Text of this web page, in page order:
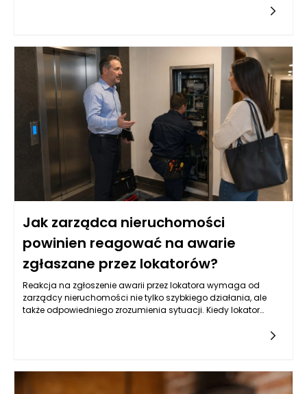
komercyjnych. Na rynku istnieje wiele różnych ofert, które mogą
różnić się pod względem oprocentowania, okresu spłaty oraz
wymaganych zabezpieczeń. Kluczowym aspektem dla firm
jest również analiza warunków umowy oraz kosztów
dodatkowych związanych z pozyskiwaniem takiego
finansowania. Przed podjęciem decyzji o wyborze
odpowiedniej pożyczki hipotecznej, warto przeanalizować
wszystkie dostępne opcje i zrozumieć, jakie obowiązki i
zobowiązania będą się wiązać z zaciągnięciem takiego
Jak zarządca nieruchomości
powinien reagować na awarie
zgłaszane przez lokatorów?
Reakcja na zgłoszenie awarii przez lokatora wymaga od
zarządcy nieruchomości nie tylko szybkiego działania, ale
także odpowiedniego zrozumienia sytuacji. Kiedy lokator
niezbędnych informacji. Zarządca powinien zwrócić uwagę
wystąpił. Taka wstępna analiza pozwoli ustalić priorytet
działań oraz określić, czy konieczna jest interwencja